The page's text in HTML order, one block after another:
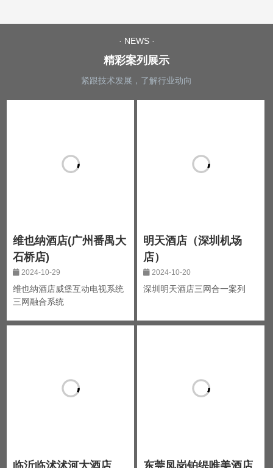
· NEWS ·
精彩案列展示
紧跟技术发展，了解行业动向
石桥店)
2024-10-29
维也纳酒店威堡互动电视系统
三网融合系统
店）
2024-10-20
深圳明天酒店三网合一案列